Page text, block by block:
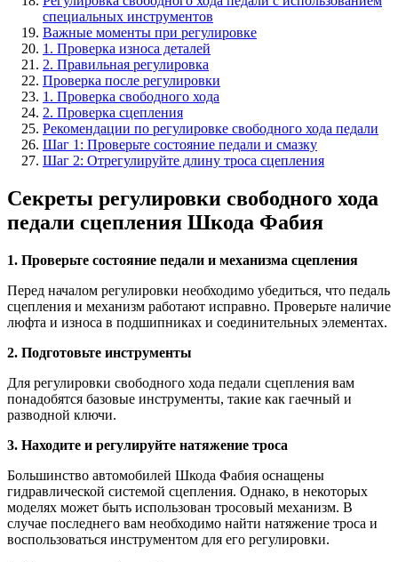
специальных инструментов
Важные моменты при регулировке
1. Проверка износа деталей
2. Правильная регулировка
Проверка после регулировки
1. Проверка свободного хода
2. Проверка сцепления
Рекомендации по регулировке свободного хода педали
Шаг 1: Проверьте состояние педали и смазку
Шаг 2: Отрегулируйте длину троса сцепления
Секреты регулировки свободного хода
педали сцепления Шкода Фабия
1. Проверьте состояние педали и механизма сцепления
Перед началом регулировки необходимо убедиться, что педаль
сцепления и механизм работают исправно. Проверьте наличие
люфта и износа в подшипниках и соединительных элементах.
2. Подготовьте инструменты
Для регулировки свободного хода педали сцепления вам
понадобятся базовые инструменты, такие как гаечный и
разводной ключи.
3. Находите и регулируйте натяжение троса
Большинство автомобилей Шкода Фабия оснащены
гидравлической системой сцепления. Однако, в некоторых
моделях может быть использован тросовый механизм. В
случае последнего вам необходимо найти натяжение троса и
воспользоваться инструментом для его регулировки.